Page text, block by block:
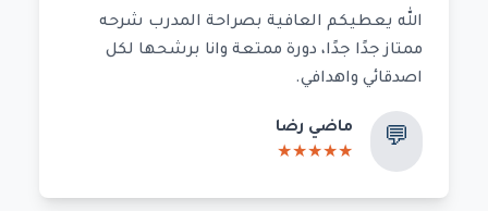
الله يعطيكم العافية بصراحة المدرب شرحه
ممتاز جدًا جدًا، دورة ممتعة وانا برشحها لكل
اصدقائي واهدافي.
💬
ماضي رضا
★
★
★
★
★